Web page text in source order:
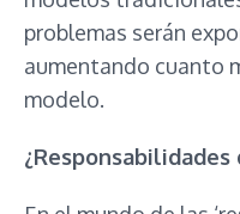
problemas serán
aumentando cuanto
modelo.
¿Responsabilidades